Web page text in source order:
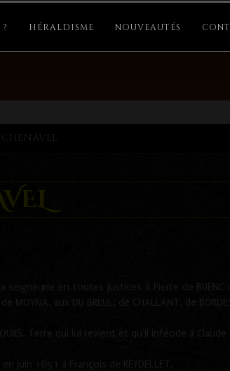
HÉRALDISME NOUVEAUTÉS
seigneurie en toutes justices à Pierre de BUENC
aux DU BREUL, de CHALLANT, de BORDES.
Terre qui lui revient et qu'il inféode à Claude
juin 1651 à François de REYDELLET.